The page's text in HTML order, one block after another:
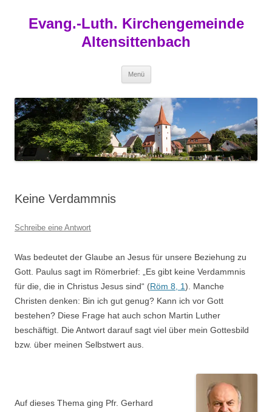
springen
Evang.-Luth. Kirchengemeinde
Altensittenbach
Menü
Keine Verdammnis
Schreibe eine Antwort
Was bedeutet der Glaube an Jesus für unsere Beziehung zu
Gott. Paulus sagt im Römerbrief: „Es gibt keine Verdammnis
für die, die in Christus Jesus sind“ (Röm 8, 1). Manche
Christen denken: Bin ich gut genug? Kann ich vor Gott
bestehen? Diese Frage hat auch schon Martin Luther
beschäftigt. Die Antwort darauf sagt viel über mein Gottesbild
bzw. über meinen Selbstwert aus.
Auf dieses Thema ging Pfr. Gerhard